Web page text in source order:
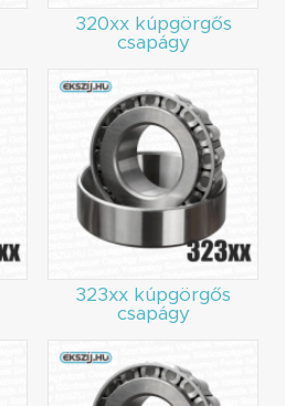
320xx kúpgörgős
csapágy
323xx kúpgörgős
csapágy